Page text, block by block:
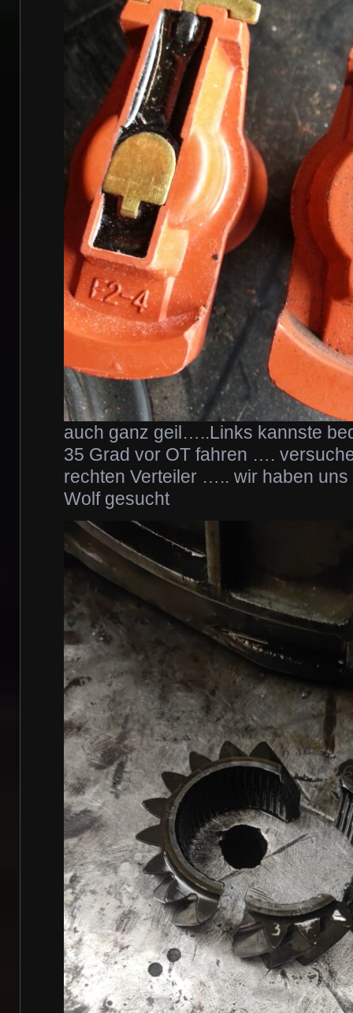
auch ganz geil…..Links kannste
35 Grad vor OT fahren ….
rechten Verteiler ….. wir haben uns
Wolf gesucht